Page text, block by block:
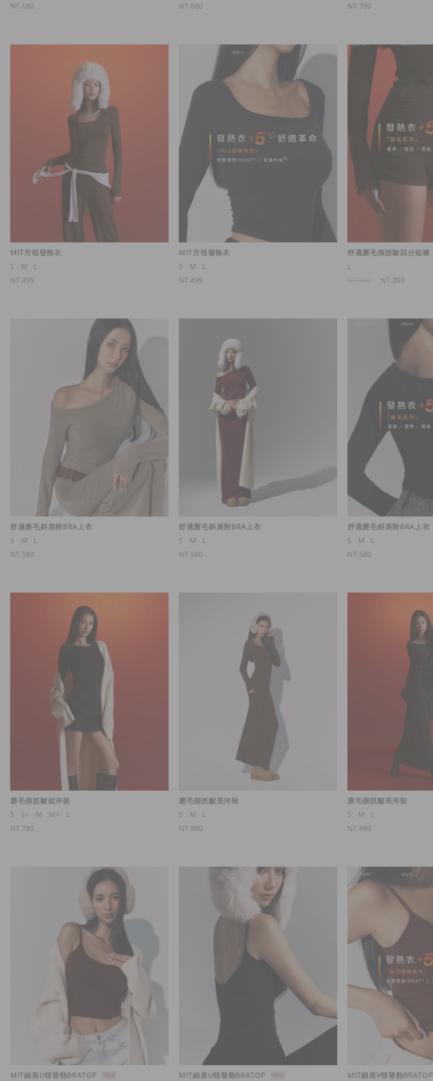
NT.680
NT.680
NT.780
MIT方領發熱衣
S
M
L
NT.499
MIT方領發熱衣
S
M
L
NT.499
舒適磨毛側抓皺四分短褲
L
NT.399
舒適磨毛斜肩附BRA上衣
S
M
L
NT.580
舒適磨毛斜肩附BRA上衣
S
M
L
NT.580
舒適磨毛斜肩附BRA上衣
S
M
L
NT.580
磨毛側抓皺短洋裝
S
S+ M M+
L
NT.780
磨毛側抓皺長洋裝
S
M
L
NT.880
磨毛側抓皺長洋裝
S
M
L
NT.880
MIT細肩U領發熱BRATOP MIT細肩U領發熱BRATOP MIT細肩V領發熱BRATOP